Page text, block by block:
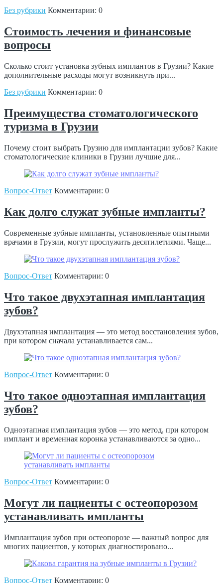
Без рубрики Комментарии: 0
Стоимость лечения и финансовые
вопросы
Сколько стоит установка зубных имплантов в Грузии? Какие
дополнительные расходы могут возникнуть при...
Без рубрики Комментарии: 0
Преимущества стоматологического
туризма в Грузии
Почему стоит выбрать Грузию для имплантации зубов? Какие
стоматологические клиники в Грузии лучшие для...
Вопрос-Ответ Комментарии: 0
Как долго служат зубные импланты?
Современные зубные импланты, установленные опытными
врачами в Грузии, могут прослужить десятилетиями. Чаще...
Вопрос-Ответ Комментарии: 0
Что такое двухэтапная имплантация
зубов?
Двухэтапная имплантация — это метод восстановления зубов,
при котором сначала устанавливается сам...
Вопрос-Ответ Комментарии: 0
Что такое одноэтапная имплантация
зубов?
Одноэтапная имплантация зубов — это метод, при котором
имплант и временная коронка устанавливаются за одно...
Вопрос-Ответ Комментарии: 0
Могут ли пациенты с остеопорозом
устанавливать импланты
Имплантация зубов при остеопорозе — важный вопрос для
многих пациентов, у которых диагностировано...
Вопрос-Ответ Комментарии: 0